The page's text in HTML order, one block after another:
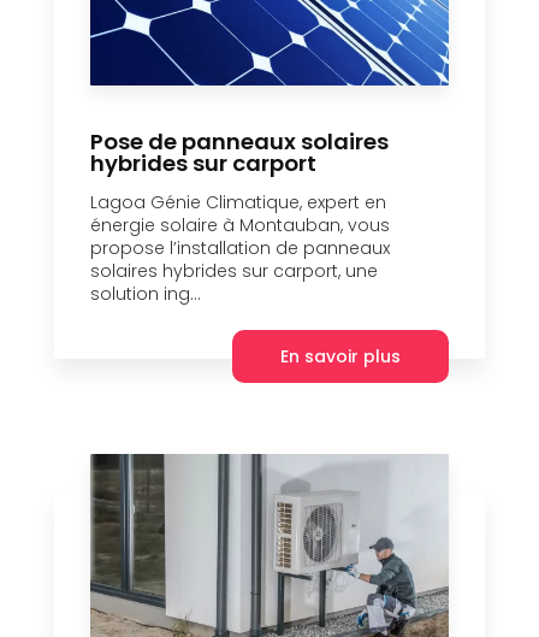
Pose de panneaux solaires
hybrides sur carport
Lagoa Génie Climatique, expert en
énergie solaire à Montauban, vous
propose l’installation de panneaux
solaires hybrides sur carport, une
solution ing...
En savoir plus